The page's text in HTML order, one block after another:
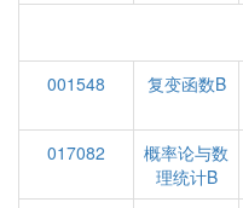
001548 复变函数B
017082
概率论与数
理统计B